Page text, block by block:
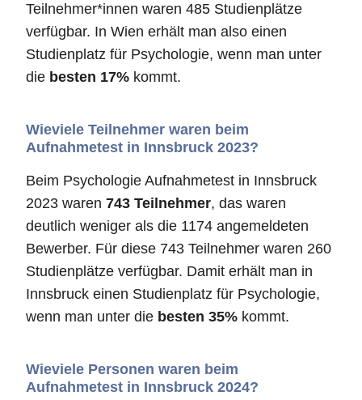
Teilnehmer*innen waren 485 Studienplätze
verfügbar. In Wien erhält man also einen
Studienplatz für Psychologie, wenn man unter
die besten 17% kommt.
Wieviele Teilnehmer waren beim
Aufnahmetest in Innsbruck 2023?
Beim Psychologie Aufnahmetest in Innsbruck
2023 waren 743 Teilnehmer, das waren
deutlich weniger als die 1174 angemeldeten
Bewerber. Für diese 743 Teilnehmer waren 260
Studienplätze verfügbar. Damit erhält man in
Innsbruck einen Studienplatz für Psychologie,
wenn man unter die besten 35% kommt.
Wieviele Personen waren beim
Aufnahmetest in Innsbruck 2024?